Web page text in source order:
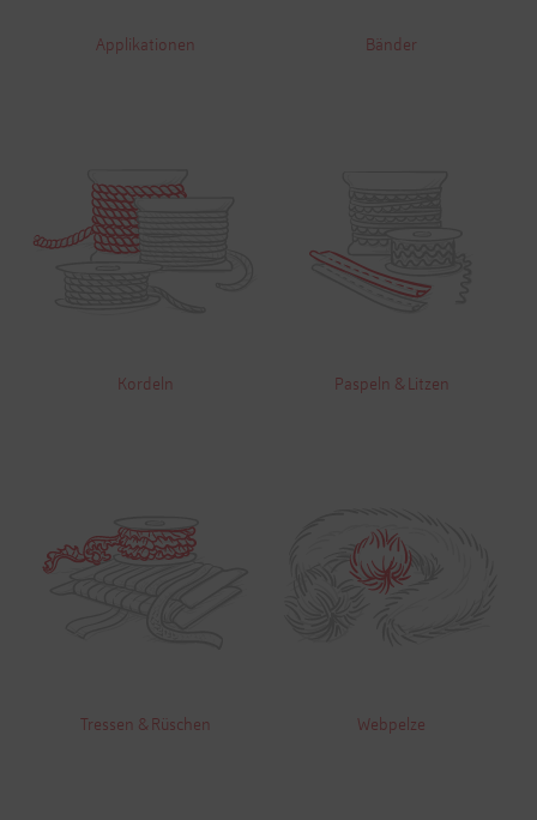
Applikationen Bänder
Kordeln Paspeln & Litzen
Tressen & Rüschen Webpelze